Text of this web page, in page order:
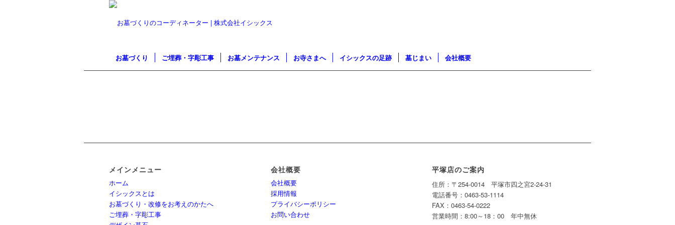
お墓づくり ご埋葬・字彫工事 お墓メンテナンス お寺さまへ イシックスの足跡 墓じまい 会社概要
メインメニュー
ホーム
イシックスとは
お墓づくり・改修をお考えのかたへ
ご埋葬・字彫工事
会社概要
会社概要
採用情報
プライバシーポリシー
お問い合わせ
平塚店のご案内
住所：〒254-0014 平塚市四之宮2-24-31
電話番号：0463-53-1114
FAX：0463-54-0222
営業時間：8:00～18：00 年中無休